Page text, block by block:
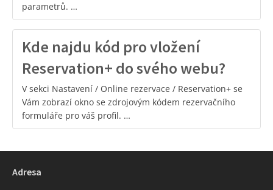
parametrů. …
Kde najdu kód pro vložení
Reservation+ do svého webu?
V sekci Nastavení / Online rezervace / Reservation+ se
Vám zobrazí okno se zdrojovým kódem rezervačního
formuláře pro váš profil. …
Adresa